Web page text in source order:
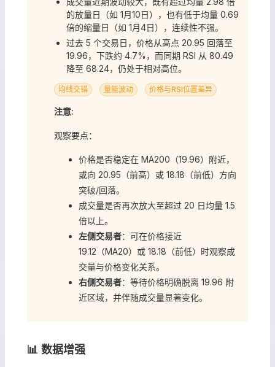
的放量日（如 1月10日），也有低于均量 0.69
倍的缩量日（如 1月4日），连续性不强。
过去 5 个交易日，价格从高点 20.95 回落至
19.96，下跌约 4.7%，而同期 RSI 从 80.49
降至 68.24，仍处于相对高位。
均线交错 量能波动 价格与RSI位置差异
注意:
观察要点：
价格是否稳定在 MA200（19.96）附近，
或向 20.95（前高）或 18.18（前低）方向
突破/回落。
成交量是否再次放大至超过 20 日均量 1.5
倍以上。
左侧交易者：可在价格接近
19.12（MA20）或 18.18（前低）时观察成
交量与价格变化关系。
右侧交易者：等待价格明确脱离 19.96 附
近区域，并伴随成交量显著变化。
📊 数据增强